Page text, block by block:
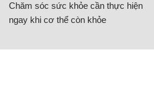
Chăm sóc sức khỏe cần thực hiện
ngay khi cơ thể còn khỏe